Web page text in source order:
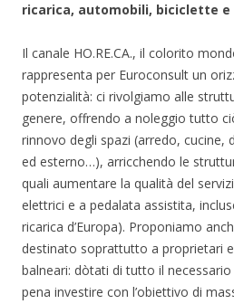
ricarica, automobili, biciclette
Il canale HO.RE.CA., il colorito
rappresenta per Euroconsult un
potenzialità: ci rivolgiamo alle
genere, offrendo a noleggio tutto
rinnovo degli spazi (arredo, cucine,
ed esterno…), arricchendo le
quali aumentare la qualità del
elettrici e a pedalata assistita,
ricarica d’Europa). Proponiamo
destinato soprattutto a proprietari
balneari: dòtati di tutto il
pena investire con l’obiettivo di